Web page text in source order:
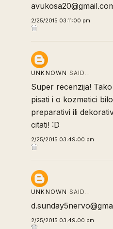
2/25/2015 03:11:00 pm
UNKNOWN SAID…
Super recenzija!
pisati i o kozmetici
preparativi ili
citati! :D
2/25/2015 03:49:00 pm
UNKNOWN SAID…
2/25/2015 03:49:00 pm